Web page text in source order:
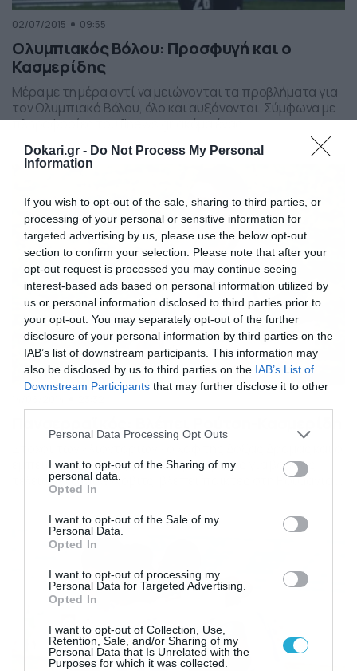
Dokari.gr - Do Not Process My Personal
Information
If you wish to opt-out of the sale, sharing to third parties, or
processing of your personal or sensitive information for
targeted advertising by us, please use the below opt-out
section to confirm your selection. Please note that after your
opt-out request is processed you may continue seeing
interest-based ads based on personal information utilized by
us or personal information disclosed to third parties prior to
your opt-out. You may separately opt-out of the further
disclosure of your personal information by third parties on the
IAB’s list of downstream participants. This information may
also be disclosed by us to third parties on the IAB’s List of
Downstream Participants that may further disclose it to other
Please note that this website/app uses one or more Google
not limited to your visit or usage behaviour. You may click to
grant or deny consent to Google and its third-party tags to
use your data for below specified purposes in below Google
consent section.
Personal Data Processing Opt Outs
I want to opt-out of the Sharing of my
personal data.
Opted In
I want to opt-out of the Sale of my
Personal Data.
Opted In
I want to opt-out of processing my
Personal Data for Targeted Advertising.
Opted In
I want to opt-out of Collection, Use,
Retention, Sale, and/or Sharing of my
Personal Data that Is Unrelated with the
Purposes for which it was collected.
02/07/2015 09:55
Ολυμπιακός Βόλου: Προσφυγή και ο
Κασμερίδης
Μέρα με τη μέρα αντί να μειώνονται τα προβλήματα για
τον Ολυμπιακό Βόλου, όλο και αυξάνονται. Σύμφωνα με
πληροφορίες του flnews.gr ακόμα ένας
φανέλα αναμένεται να κινηθεί δια της νομικής οδού… και
αυτός δεν είναι άλλος από τον Αλέξη Κασμερίδη. Ο
δικηγόρο του, καταθέτοντας […]
έμπειρος Σερραίος γκολκίπερ. Βάβαλης για βοηθός,
τελειώνει ο Μιλένκοβιτς, βλέπει παίκτες στη Ρουμανία ο
Πανταζής. Ενδιαφέρον για την απόκτηση των Χρήστου
Ρούτση (φωτό πάνω) και Αλέξανδρου Κασμερίδη (φωτό
κάτω) φέρεται να έχει εκδηλώσει ο Πανσερραϊκός και
αναμένονται εξελίξεις. Ο πρώτος είναι παλιός